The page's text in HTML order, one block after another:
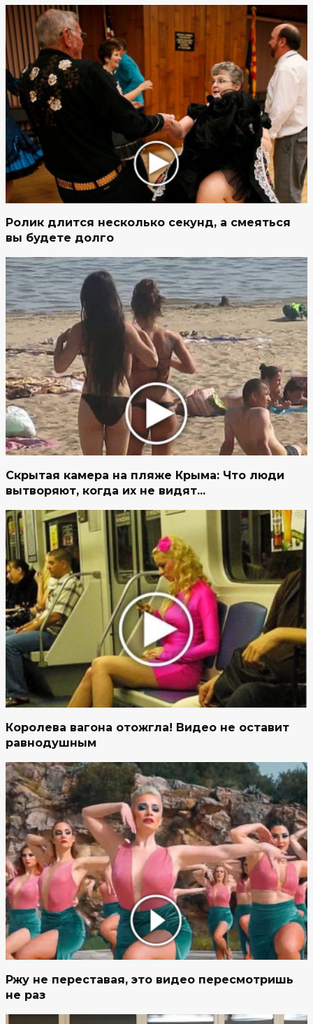
Ролик длится несколько секунд, а смеяться
вы будете долго
Скрытая камера на пляже Крыма: Что люди
вытворяют, когда их не видят...
Королева вагона отожгла! Видео не оставит
равнодушным
Ржу не переставая, это видео пересмотришь
не раз